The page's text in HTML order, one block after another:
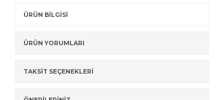
ÜRÜN BİLGİSİ
ÜRÜN YORUMLARI
TAKSİT SEÇENEKLERİ